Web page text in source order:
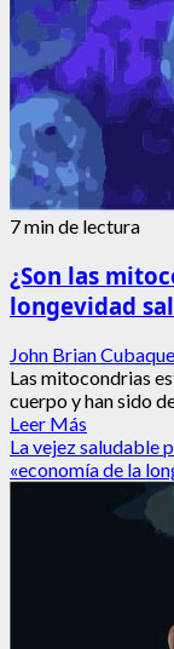
7 min de lectura
¿Son las
longevidad
John Brian Cubaque
Las mitocondrias
cuerpo y han sido
Leer Más
más
acerca
¿Son
La vejez saludable
«economía de la